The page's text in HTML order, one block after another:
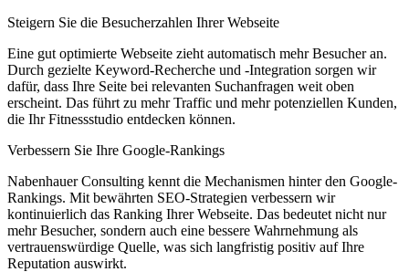
Steigern Sie die Besucherzahlen Ihrer Webseite
Eine gut optimierte Webseite zieht automatisch mehr Besucher an.
Durch gezielte Keyword-Recherche und -Integration sorgen wir
dafür, dass Ihre Seite bei relevanten Suchanfragen weit oben
erscheint. Das führt zu mehr Traffic und mehr potenziellen Kunden,
die Ihr Fitnessstudio entdecken können.
Verbessern Sie Ihre Google-Rankings
Nabenhauer Consulting kennt die Mechanismen hinter den Google-
Rankings. Mit bewährten SEO-Strategien verbessern wir
kontinuierlich das Ranking Ihrer Webseite. Das bedeutet nicht nur
mehr Besucher, sondern auch eine bessere Wahrnehmung als
vertrauenswürdige Quelle, was sich langfristig positiv auf Ihre
Reputation auswirkt.